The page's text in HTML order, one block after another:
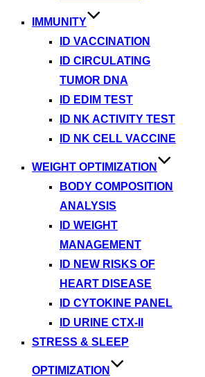
IMMUNITY
ID VACCINATION
ID CIRCULATING
TUMOR DNA
ID EDIM TEST
ID NK ACTIVITY TEST
ID NK CELL VACCINE
WEIGHT OPTIMIZATION
BODY COMPOSITION
ANALYSIS
ID WEIGHT
MANAGEMENT
ID NEW RISKS OF
HEART DISEASE
ID CYTOKINE PANEL
ID URINE CTX-II
STRESS & SLEEP
OPTIMIZATION